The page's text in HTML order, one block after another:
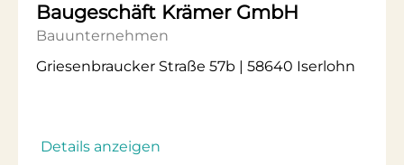
Baugeschäft Krämer GmbH
Bauunternehmen
Griesenbraucker Straße 57b | 58640 Iserlohn
Details anzeigen